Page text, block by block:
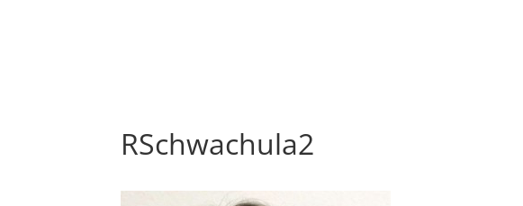
RSchwachula2